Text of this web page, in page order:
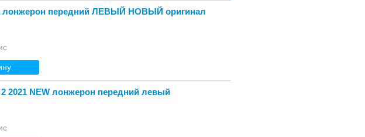
лонжерон передний ЛЕВЫЙ НОВЫЙ оригинал
2021 NEW лонжерон передний левый